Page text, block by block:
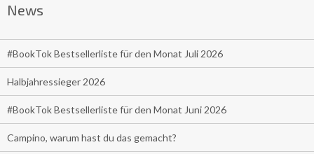
News
#BookTok Bestsellerliste für den Monat Juli 2026
Halbjahressieger 2026
#BookTok Bestsellerliste für den Monat Juni 2026
Campino, warum hast du das gemacht?